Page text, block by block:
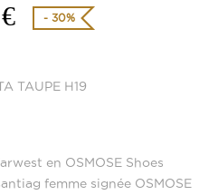
- 30%
TAUPE H19
en OSMOSE Shoes
femme signée OSMOSE